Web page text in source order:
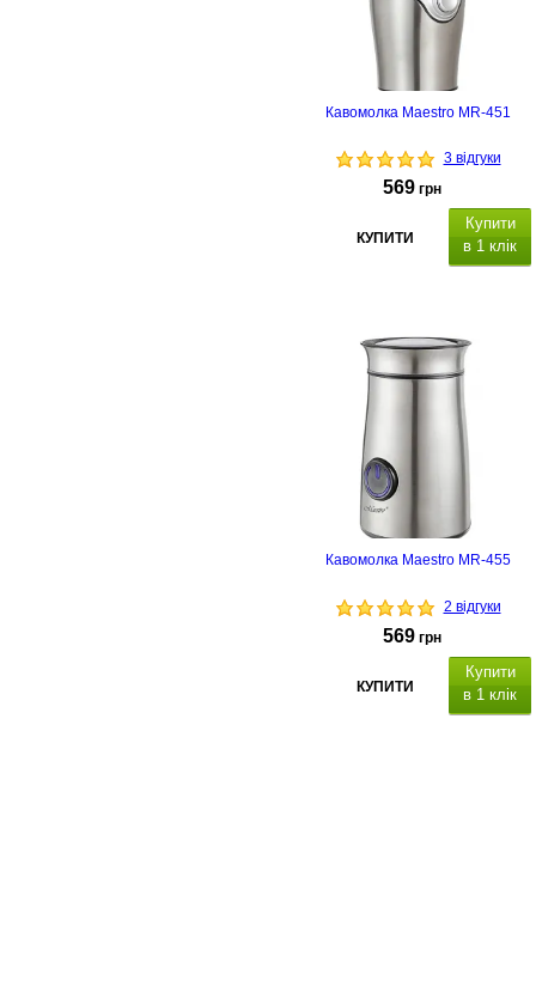
Кавомолка Maestro MR-451
3 відгуки
569 грн
КУПИТИ
Купити
в 1 клік
Кавомолка Maestro MR-455
2 відгуки
569 грн
КУПИТИ
Купити
в 1 клік